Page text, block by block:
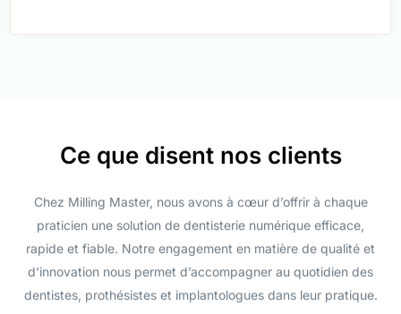
Ce que disent nos clients
Chez Milling Master, nous avons à cœur d’offrir à chaque
praticien une solution de dentisterie numérique efficace,
rapide et fiable. Notre engagement en matière de qualité et
d’innovation nous permet d’accompagner au quotidien des
dentistes, prothésistes et implantologues dans leur pratique.